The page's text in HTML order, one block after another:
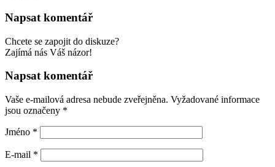
Napsat komentář
Chcete se zapojit do diskuze?
Zajímá nás Váš názor!
Napsat komentář
Vaše e-mailová adresa nebude zveřejněna. Vyžadované informace
jsou označeny *
Jméno *
E-mail *